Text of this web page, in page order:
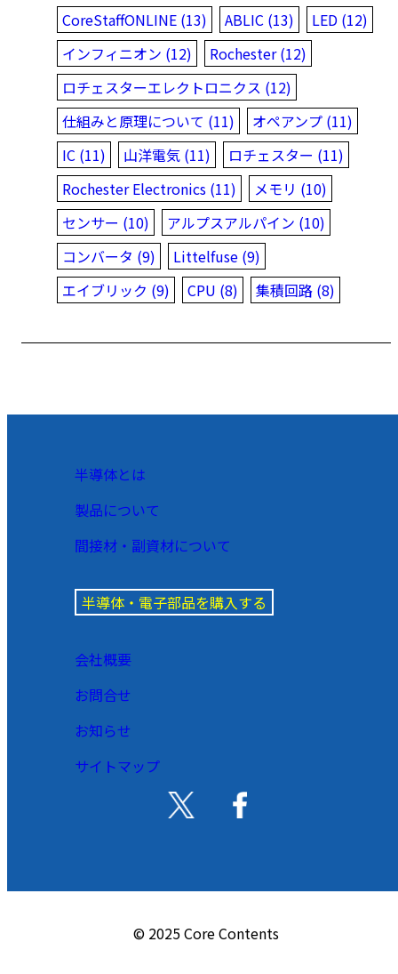
CoreStaffONLINE (13)
ABLIC (13)
LED (12)
インフィニオン (12)
Rochester (12)
ロチェスターエレクトロニクス (12)
仕組みと原理について (11)
オペアンプ (11)
IC (11)
山洋電気 (11)
ロチェスター (11)
Rochester Electronics (11)
メモリ (10)
センサー (10)
アルプスアルパイン (10)
コンバータ (9)
Littelfuse (9)
エイブリック (9)
CPU (8) 集積回路 (8)
半導体とは
製品について
間接材・副資材について
半導体・電子部品を購入する
会社概要
お問合せ
お知らせ
サイトマップ
© 2025 Core Contents